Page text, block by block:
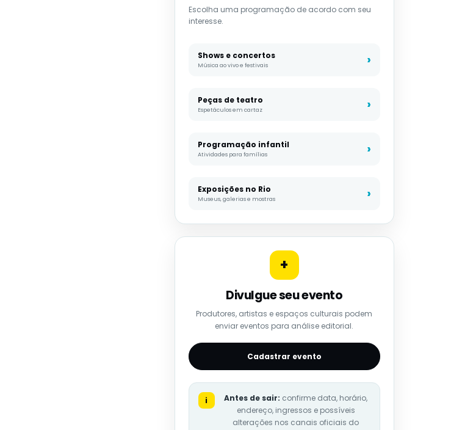
Escolha uma programação de acordo com seu
interesse.
Shows e concertos
Música ao vivo e festivais
Peças de teatro
Espetáculos em cartaz
Programação infantil
Atividades para famílias
Exposições no Rio
Museus, galerias e mostras
+
Divulgue seu evento
Produtores, artistas e espaços culturais podem
enviar eventos para análise editorial.
Cadastrar evento
i Antes de sair: confirme data, horário,
endereço, ingressos e possíveis
alterações nos canais oficiais do